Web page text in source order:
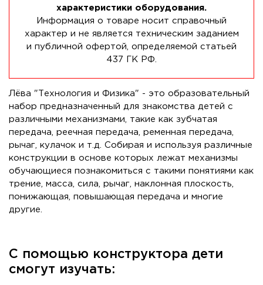
характеристики оборудования.
Информация о товаре носит справочный
характер и не является техническим заданием
и публичной офертой, определяемой статьей
437 ГК РФ.
Лёва "Технология и Физика" - это образовательный
набор предназначенный для знакомства детей с
различными механизмами, такие как зубчатая
передача, реечная передача, ременная передача,
рычаг, кулачок и т.д. Собирая и используя различные
конструкции в основе которых лежат механизмы
обучающиеся познакомиться с такими понятиями как
трение, масса, сила, рычаг, наклонная плоскость,
понижающая, повышающая передача и многие
другие.
С помощью конструктора дети
смогут изучать: